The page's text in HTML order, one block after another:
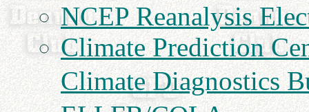
NCEP Reanalysis
Climate Prediction
Climate Diagnostics